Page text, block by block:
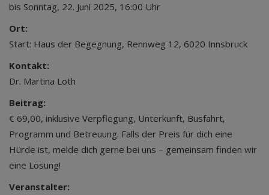
bis Sonntag, 22. Juni 2025, 16:00 Uhr
Ort:
Start: Haus der Begegnung, Rennweg 12, 6020 Innsbruck
Kontakt:
Dr. Martina Loth
Beitrag:
€ 69,00, inklusive Verpflegung, Unterkunft, Busfahrt,
Programm und Betreuung. Falls der Preis für dich eine
Hürde ist, melde dich gerne bei uns – gemeinsam finden wir
eine Lösung!
Veranstalter: